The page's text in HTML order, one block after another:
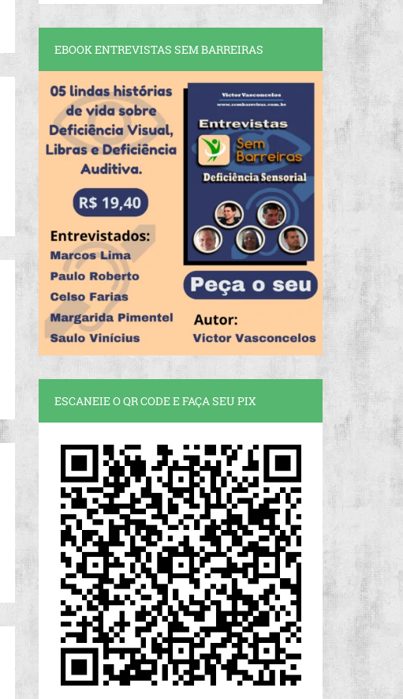
EBOOK ENTREVISTAS SEM BARREIRAS
ESCANEIE O QR CODE E FAÇA SEU PIX